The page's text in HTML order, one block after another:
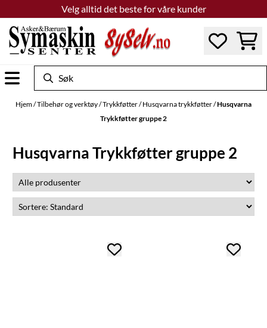
Hopp til innholdVelg alltid det beste for våre kunder
Hjem/Tilbehør og verktøy/Trykkføtter/Husqvarna trykkføtter/Husqvarna
Trykkføtter gruppe 2
Husqvarna Trykkføtter gruppe 2